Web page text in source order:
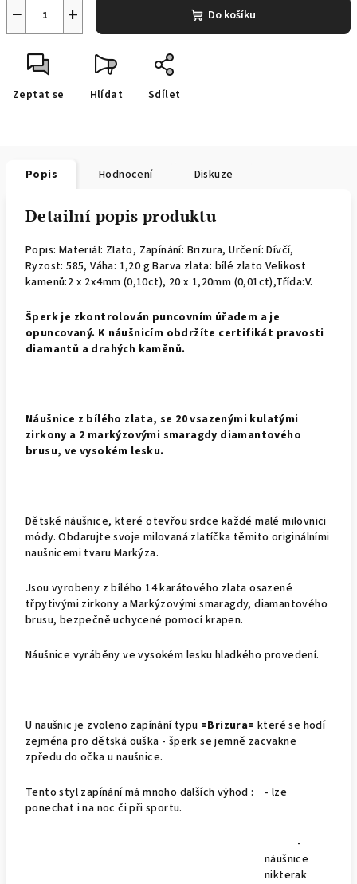
+
− Do košíku
Zeptat se Hlídat Sdílet
Popis Hodnocení Diskuze
Detailní popis produktu
Popis: Materiál: Zlato, Zapínání: Brizura, Určení: Dívčí,
Ryzost: 585, Váha: 1,20 g Barva zlata: bílé zlato Velikost
kamenů:2 x 2x4mm (0,10ct), 20 x 1,20mm (0,01ct),Třída:V.
Šperk je zkontrolován puncovním úřadem a je
opuncovaný. K náušnicím obdržíte certifikát pravosti
diamantů a drahých kaměnů.
Náušnice z bílého zlata, se 20 vsazenými kulatými
zirkony a 2 markýzovými smaragdy diamantového
brusu, ve vysokém lesku.
Dětské náušnice, které otevřou srdce každé malé milovnici
módy. Obdarujte svoje milovaná zlatíčka těmito originálními
naušnicemi tvaru Markýza.
Jsou vyrobeny z bílého 14 karátového zlata osazené
třpytivými zirkony a Markýzovými smaragdy, diamantového
brusu, bezpečně uchycené pomocí krapen.
Náušnice vyráběny ve vysokém lesku hladkého provedení.
U naušnic je zvoleno zapínání typu =Brizura= které se hodí
zejména pro dětská ouška - šperk se jemně zacvakne
zpředu do očka u naušnice.
Tento styl zapínání má mnoho dalších výhod : - lze
ponechat i na noc či při sportu.
-
náušnice
nikterak